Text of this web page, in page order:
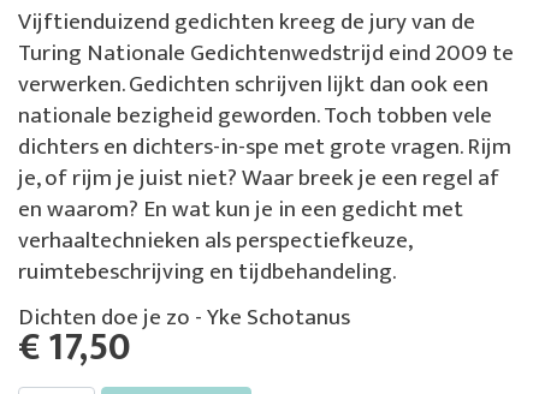
Vijftienduizend gedichten kreeg de jury van de
Turing Nationale Gedichtenwedstrijd eind 2009 te
verwerken. Gedichten schrijven lijkt dan ook een
nationale bezigheid geworden. Toch tobben vele
dichters en dichters-in-spe met grote vragen. Rijm
je, of rijm je juist niet? Waar breek je een regel af
en waarom? En wat kun je in een gedicht met
verhaaltechnieken als perspectiefkeuze,
ruimtebeschrijving en tijdbehandeling.
Dichten doe je zo - Yke Schotanus
€ 17,50